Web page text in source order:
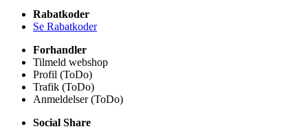
Rabatkoder
Se Rabatkoder
Forhandler
Tilmeld webshop
Profil (ToDo)
Trafik (ToDo)
Anmeldelser (ToDo)
Social Share